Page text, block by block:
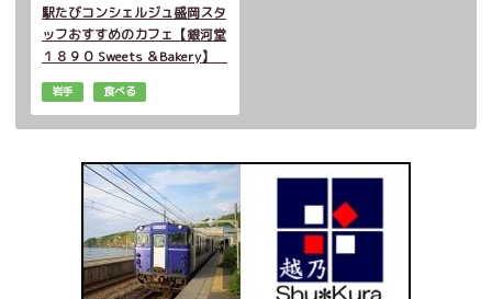
駅たびコンシェルジュ盛岡スタ
ッフおすすめのカフェ【銀河堂
１８９０ Sweets ＆Bakery】
岩手 食べる